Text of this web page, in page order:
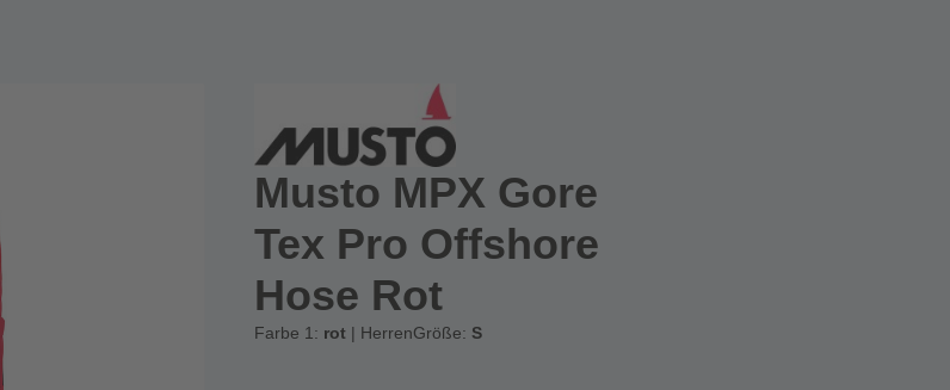
Musto MPX Gore
Tex Pro Offshore
Hose Rot
Farbe 1: rot | HerrenGröße: S